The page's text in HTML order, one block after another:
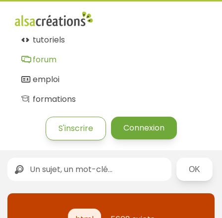
tutoriels
forum
emploi
formations
S'inscrire Connexion
Rechercher